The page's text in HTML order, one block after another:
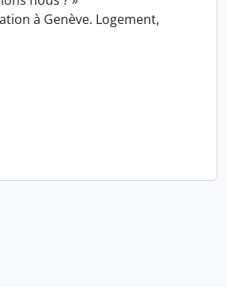
à Genève. Logement,